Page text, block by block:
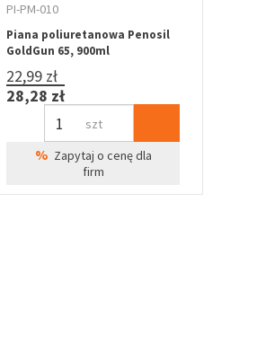
PI-PM-010
Piana poliuretanowa Penosil
GoldGun 65, 900ml
22,99 zł
28,28 zł
szt
% Zapytaj o cenę dla
firm